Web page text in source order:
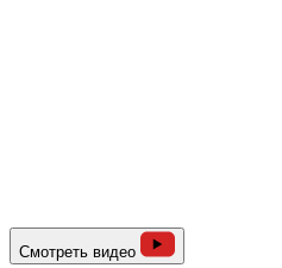
Смотреть видео